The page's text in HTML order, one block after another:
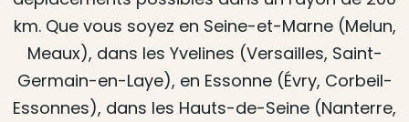
km. Que vous soyez en Seine-et-Marne (Melun,
Meaux), dans les Yvelines (Versailles, Saint-
Germain-en-Laye), en Essonne (Évry, Corbeil-
Essonnes), dans les Hauts-de-Seine (Nanterre,